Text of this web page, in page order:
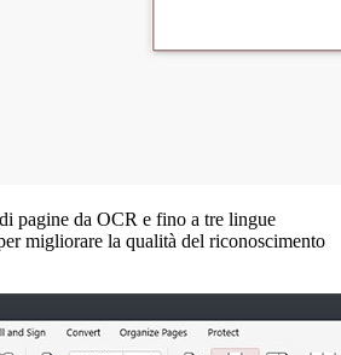
pagine da OCR e fino a tre lingue
migliorare la qualità del riconoscimento